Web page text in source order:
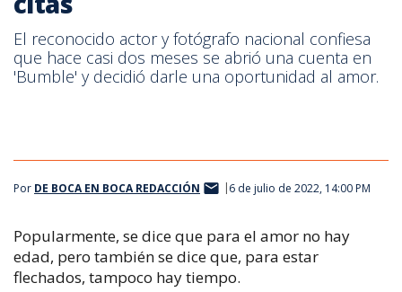
El reconocido actor y fotógrafo nacional confiesa
que hace casi dos meses se abrió una cuenta en
'Bumble' y decidió darle una oportunidad al amor.
Por DE BOCA EN BOCA REDACCIÓN 6 de julio de 2022, 14:00 PM
Popularmente, se dice que para el amor no hay
edad, pero también se dice que, para estar
flechados, tampoco hay tiempo.